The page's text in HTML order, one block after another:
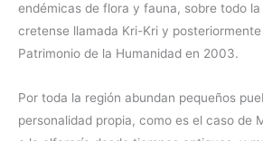
endémicas de flora y fauna, sobre todo
cretense llamada Kri-Kri y
Patrimonio de la Humanidad en 2003.
Por toda la región abundan pequeños
personalidad propia, como es el caso de